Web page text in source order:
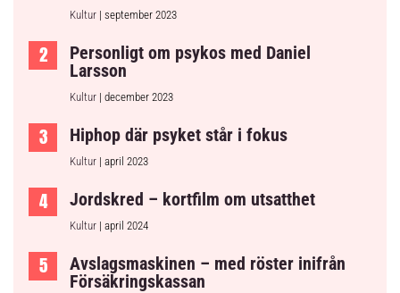
Kultur | september 2023
Personligt om psykos med Daniel
Larsson
Kultur | december 2023
Hiphop där psyket står i fokus
Kultur | april 2023
Jordskred – kortfilm om utsatthet
Kultur | april 2024
Avslagsmaskinen – med röster inifrån
Försäkringskassan